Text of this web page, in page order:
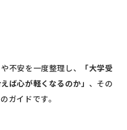
不安を一度整理し、
「大学受
ば心が軽くなるのか」 、その
ガイドです。